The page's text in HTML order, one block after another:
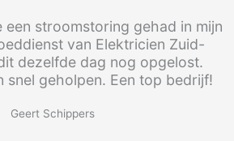
een stroomstoring gehad in mijn
van Elektricien Zuid-
dezelfde dag nog opgelost.
snel geholpen. Een top bedrijf!
Geert Schippers